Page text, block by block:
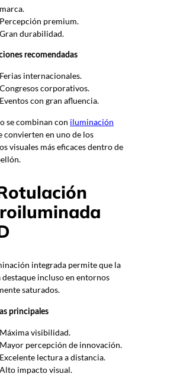
marca.
Percepción premium.
Gran durabilidad.
recomendadas
Ferias internacionales.
Congresos corporativos.
Eventos con gran afluencia.
se combinan con iluminación
convierten en uno de los
visuales más eficaces dentro de
integrada permite que la
destaque incluso en entornos
saturados.
principales
Máxima visibilidad.
Mayor percepción de innovación.
Excelente lectura a distancia.
Alto impacto visual.